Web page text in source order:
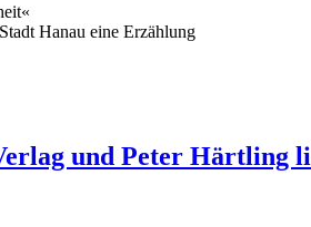
Hanau eine Erzählung
und Peter Härtling